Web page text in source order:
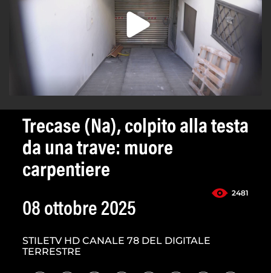
Trecase (Na), colpito alla testa
da una trave: muore
carpentiere
2481
08 ottobre 2025
STILETV HD CANALE 78 DEL DIGITALE
TERRESTRE